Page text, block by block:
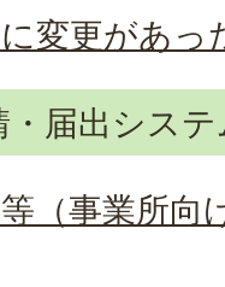
変更があっ
・届出システ
（事業所向